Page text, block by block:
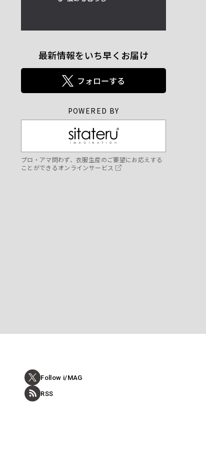
最新情報をいち早くお届け
POWERED BY
プロ・アマ問わず、衣服生産のご要望にお応えする
ことができるオンラインサービス
Follow i/MAG
RSS